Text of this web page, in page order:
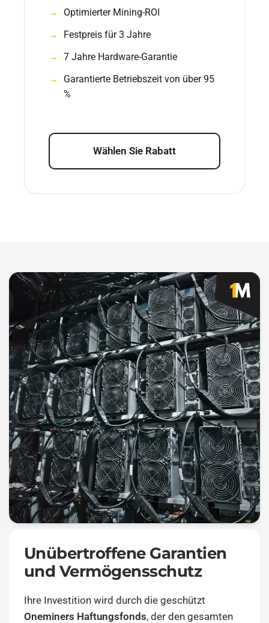
Optimierter Mining-ROI
Festpreis für 3 Jahre
7 Jahre Hardware-Garantie
Garantierte Betriebszeit von über 95
%
Wählen Sie Rabatt
Unübertroffene Garantien
und Vermögensschutz
Ihre Investition wird durch die geschützt
Oneminers Haftungsfonds, der den gesamten